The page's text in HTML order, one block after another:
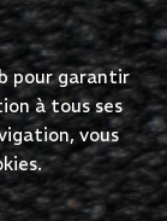
pour garantir
à tous ses
vous